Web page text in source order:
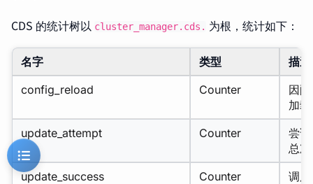
CDS 的统计树以 cluster_manager.cds. 为根，统计如下：
名字 类型
描述
config_reload
Counter
因
加
update_attempt
Counter
尝
总
update_success
Counter
调